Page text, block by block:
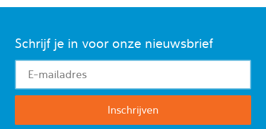
Schrijf je in voor onze nieuwsbrief